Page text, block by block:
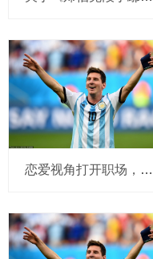
恋爱视角打开职场，终于明白做浪子有多爽❗